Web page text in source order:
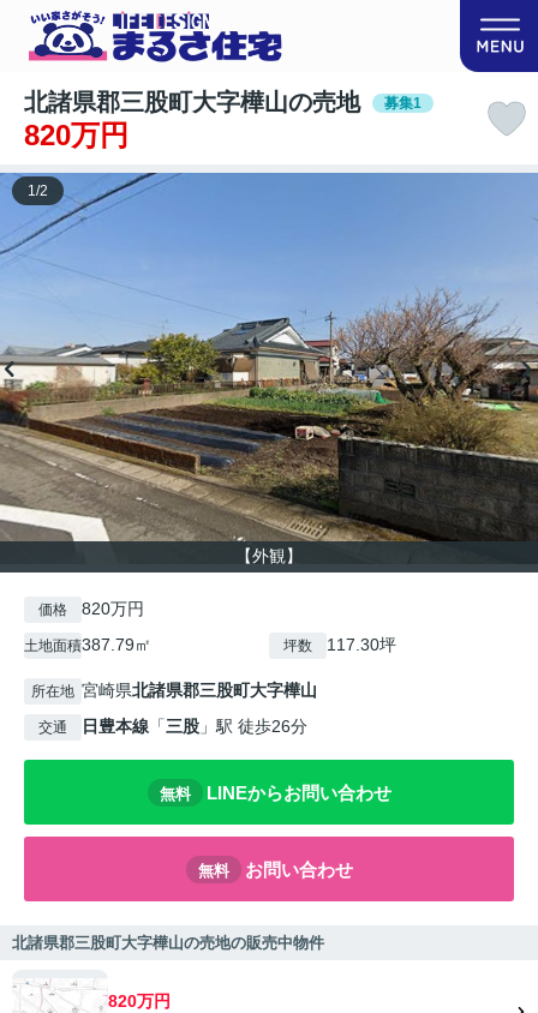
北諸県郡三股町大字樺山の売地 募集1
820万円
【外観】
1/2
価格 820万円
土地面積387.79㎡ 坪数 117.30坪
所在地 宮崎県北諸県郡三股町大字樺山
交通 日豊本線 「三股 」駅 徒歩26分
無料 LINEからお問い合わせ
無料 お問い合わせ
北諸県郡三股町大字樺山の売地の販売中物件
820万円